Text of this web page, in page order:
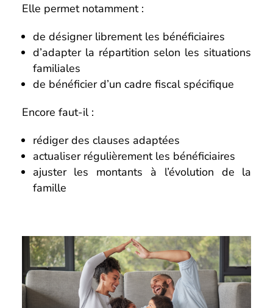
Elle permet notamment :
de désigner librement les bénéficiaires
d’adapter la répartition selon les situations
familiales
de bénéficier d’un cadre fiscal spécifique
Encore faut-il :
rédiger des clauses adaptées
actualiser régulièrement les bénéficiaires
ajuster les montants à l’évolution de la
famille